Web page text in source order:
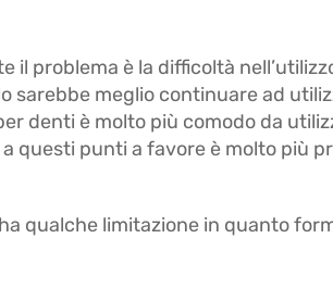
problema è la difficoltà
meglio continuare ad
denti è molto più comodo da
questi punti a favore è molto più
qualche limitazione in quanto